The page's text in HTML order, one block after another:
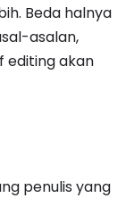
Beda halnya
asalan,
editing akan
penulis yang